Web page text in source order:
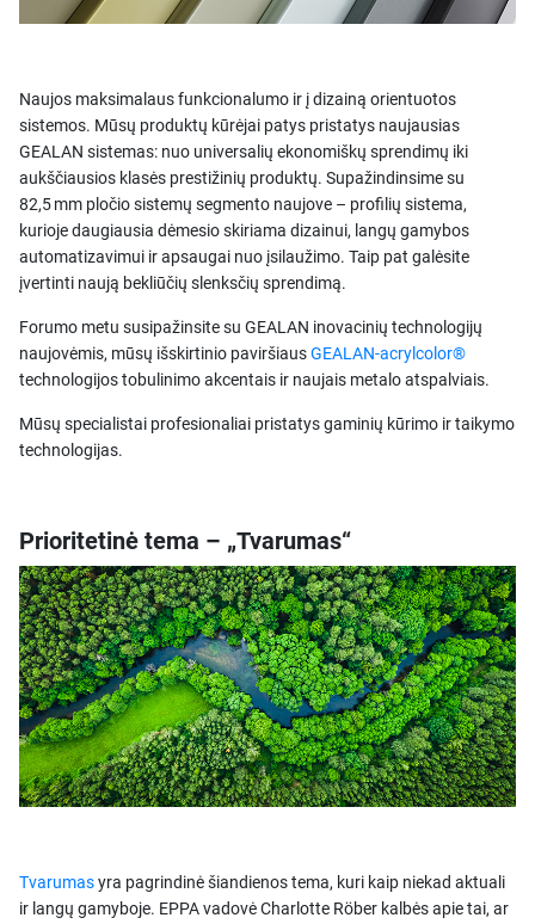
Naujos maksimalaus funkcionalumo ir į dizainą orientuotos
sistemos. Mūsų produktų kūrėjai patys pristatys naujausias
GEALAN sistemas: nuo universalių ekonomiškų sprendimų iki
aukščiausios klasės prestižinių produktų. Supažindinsime su
82,5 mm pločio sistemų segmento naujove – profilių sistema,
kurioje daugiausia dėmesio skiriama dizainui, langų gamybos
automatizavimui ir apsaugai nuo įsilaužimo. Taip pat galėsite
įvertinti naują bekliūčių slenksčių sprendimą.
Forumo metu susipažinsite su GEALAN inovacinių technologijų
naujovėmis, mūsų išskirtinio paviršiausGEALAN-acrylcolor®
technologijos tobulinimo akcentais ir naujais metalo atspalviais.
Mūsų specialistai profesionaliai pristatys gaminių kūrimo ir taikymo
technologijas.
Prioritetinė tema – „Tvarumas“
Tvarumasyra pagrindinė šiandienos tema, kuri kaip niekad aktuali
ir langų gamyboje. EPPA vadovė Charlotte Röber kalbės apie tai, ar